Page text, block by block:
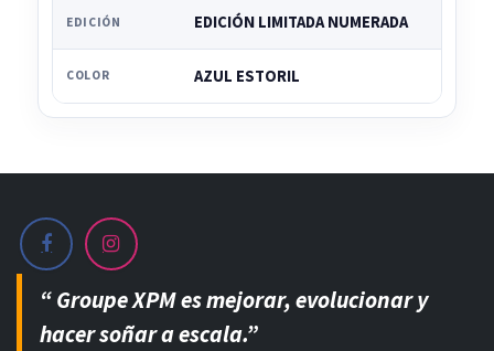
EDICIÓN EDICIÓN LIMITADA NUMERADA
COLOR AZUL ESTORIL
“ Groupe XPM es mejorar, evolucionar y
hacer soñar a escala.”